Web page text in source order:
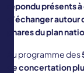
répondu présents
d’échanger
phares du plan
Au programme des
de concertation